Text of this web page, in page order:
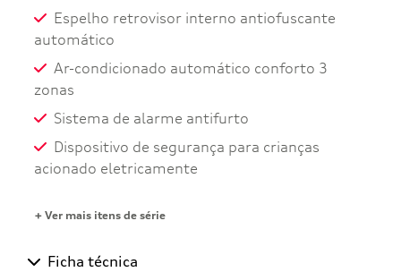
Espelho retrovisor interno antiofuscante
automático
Ar-condicionado automático conforto 3
zonas
Sistema de alarme antifurto
Dispositivo de segurança para crianças
acionado eletricamente
+ Ver mais itens de série
Ficha técnica